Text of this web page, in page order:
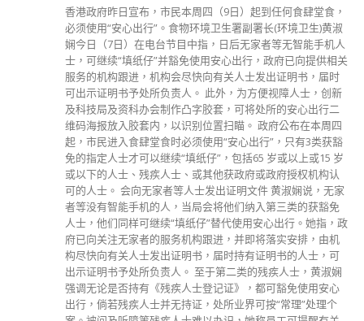
香港政府昨日宣布，市民本周四（9日）起到任何食肆堂食，
必须使用“安心出行”。食物环境卫生署副署长(环境卫生)黄淑
娴今日（7日）在电台节目中指，日后无家者等无智能手机人
士，可继续“填纸仔”并豁免使用安心出行，政府已向提供相关
服务的机构跟进，机构会尽快向有关人士发出证明书，届时
可出示证明书予处所负责人。 此外，为方便视障人士，创新
及科技局及资科办会制作凸字胶套，可将处所的安心出行二
维码海报放入胶套内，以识别位置扫瞄。 政府公布在本周四
起，市民进入食肆堂食时必须使用“安心出行”，只有3类获豁
免的指定人士才可以继续“填纸仔”，包括65 岁或以上或15 岁
或以下的人士、残疾人士、或其他获政府或政府授权机构认
可的人士。 会向无家者等人士发出证明文件 黄淑娴说，无家
者等没有智能手机的人，当局会将他们纳入第三类的获豁免
人士，他们同样可继续“填纸仔”替代使用安心出行。她指，政
府已向关注无家者的服务机构跟进，并即将落实安排，由机
构尽快向有关人士发出证明书，届时持有证明书的人士，可
出示证明书予处所负责人。 至于第二类的残疾人士，黄淑娴
强调无论是否持有《残疾人士登记证》，都可豁免使用安心
出行，倘若残疾人士并无持证，处所业界可按“常理”处理个